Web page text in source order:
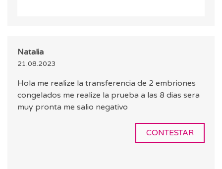
Natalia
21.08.2023
Hola me realize la transferencia de 2 embriones
congelados me realize la prueba a las 8 dias sera
muy pronta me salio negativo
CONTESTAR